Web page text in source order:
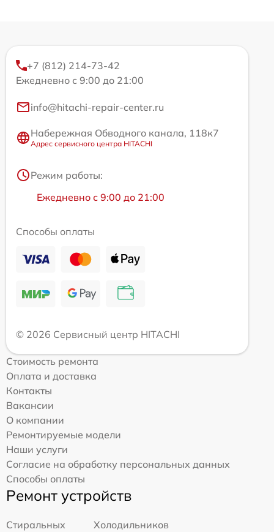
+7 (812) 214-73-42
Ежедневно с 9:00 до 21:00
info@hitachi-repair-center.ru
Набережная Обводного канала, 118к7
Адрес сервисного центра HITACHI
Режим работы:
Ежедневно с 9:00 до 21:00
Способы оплаты
© 2026 Сервисный центр HITACHI
Стоимость ремонта
Оплата и доставка
Контакты
Вакансии
О компании
Ремонтируемые модели
Наши услуги
Согласие на обработку персональных данных
Способы оплаты
Ремонт устройств
Стиральных
Холодильников